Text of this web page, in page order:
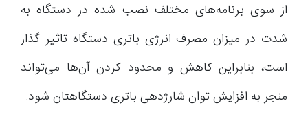
از سوی برنامه‌های مختلف نصب شده در دستگاه به
شدت در میزان مصرف انرژی باتری دستگاه تاثیر گذار
است، بنابراین کاهش و محدود کردن آن‌ها می‌تواند
منجر به افزایش توان شارژدهی باتری دستگاهتان شود.